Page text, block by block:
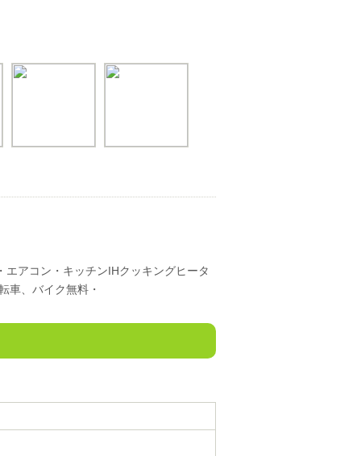
アコン・キッチンIHクッキングヒータ
車、バイク無料・